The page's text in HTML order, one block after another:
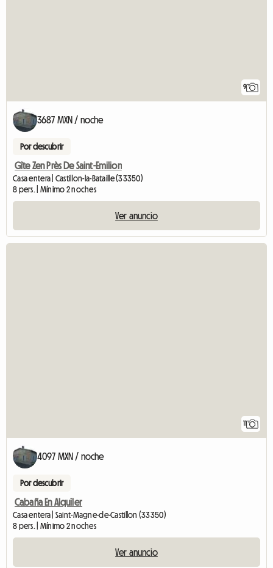
9
3687 MXN / noche
Por descubrir
Gîte Zen Près De Saint-Emilion
Casa entera | Castillon-la-Bataille (33350)
8 pers. | Mínimo 2 noches
Ver anuncio
4097 MXN / noche
Por descubrir
Cabaña En Alquiler
Casa entera | Saint-Magne-de-Castillon (33350)
8 pers. | Mínimo 2 noches
Ver anuncio